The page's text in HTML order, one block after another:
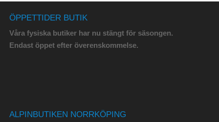
ÖPPETTIDER BUTIK
Våra fysiska butiker har nu stängt för säsongen.
Endast öppet efter överenskommelse.
ALPINBUTIKEN NORRKÖPING